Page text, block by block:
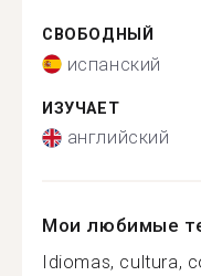
СВОБОДНЫЙ
испанский
ИЗУЧАЕТ
английский
Мои любимые
Idiomas, cultura,